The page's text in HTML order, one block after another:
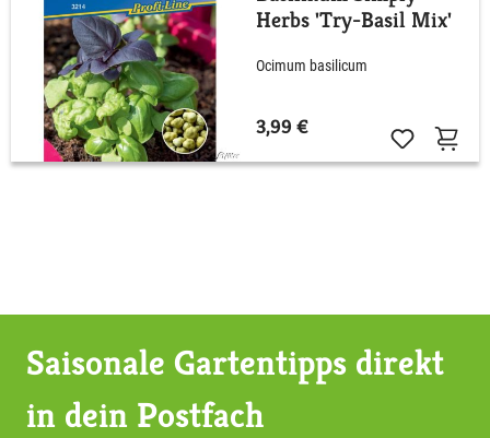
Herbs 'Try-Basil Mix'
Ocimum basilicum
3,99 €
Saisonale Gartentipps direkt
in dein Postfach